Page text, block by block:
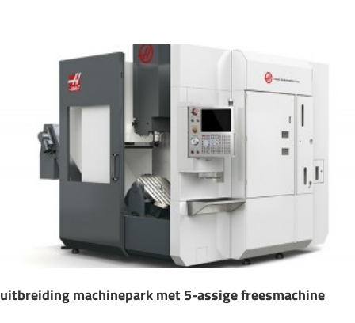
uitbreiding machinepark met 5-assige freesmachine